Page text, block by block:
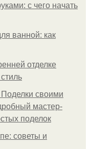
с чего начать
ванной: как
отделке
своими
мастер-
поделок
советы и